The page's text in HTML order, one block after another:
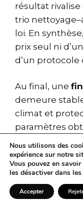
résultat rivalise
trio
loi. En
prix seul ni
d’un protocole
Au final, une
demeure
climat et
paramètres
peinture
durable, y
accepte très
Nous utilisons des
expérience sur notre
Vous pouvez en
les désactiver dans les
Accepter